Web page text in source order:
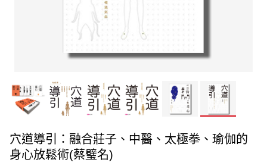
穴道導引：融合莊子、中醫、太極拳、瑜伽的
身心放鬆術(蔡璧名)